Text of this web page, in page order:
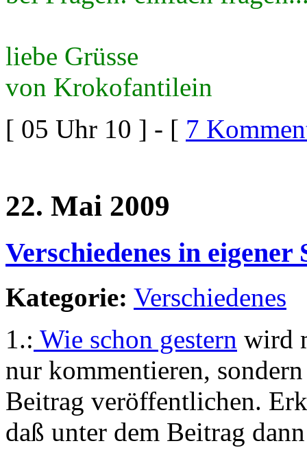
liebe Grüsse
von Krokofantilein
[ 05 Uhr 10 ] - [ 7
22. Mai 2009
Verschiedenes in eigener
Kategorie: Verschiedenes
1.: Wie schon gestern wird
nur kommentieren,
Beitrag veröffentlichen.
daß unter dem Beitrag